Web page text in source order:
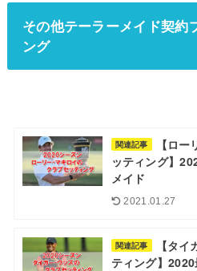
その他テーラーメイド契約
ング
関連記事
【ロ
ッティング】
メイド
2021.01.27
関連記事
【タ
ティング】